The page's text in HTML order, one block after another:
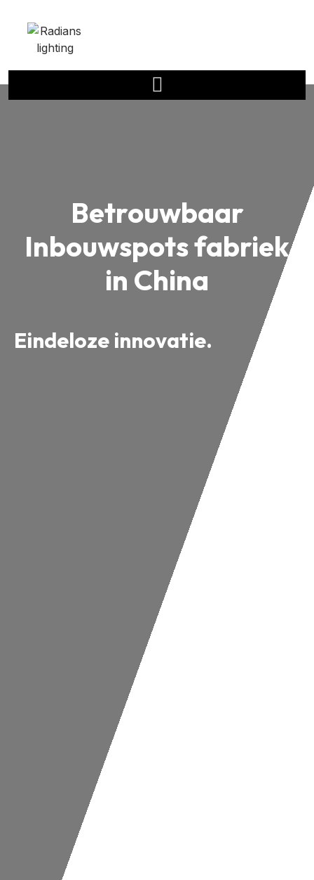
Betrouwbaar
Inbouwspotsfabriek
in China
Eindeloze innovatie.